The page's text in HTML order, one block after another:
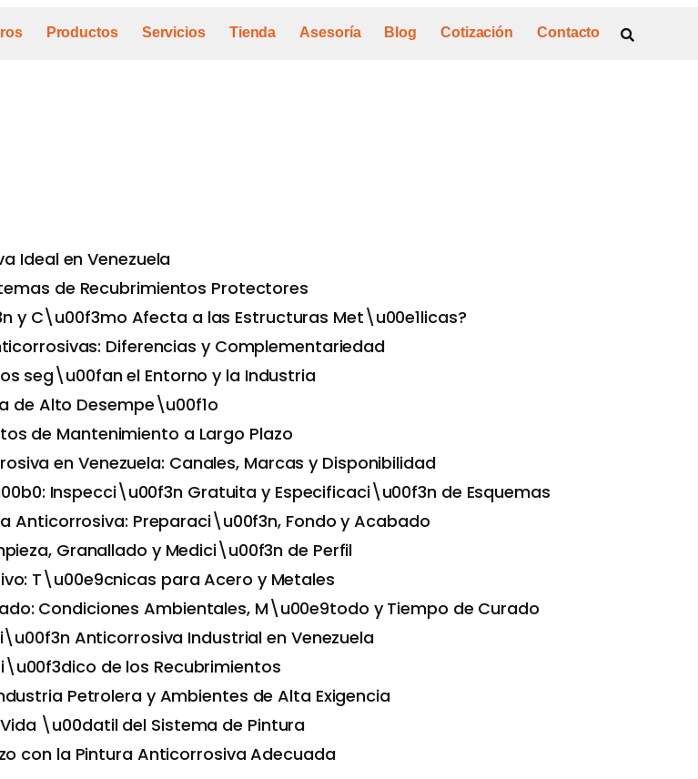
Productos Servicios Tienda Asesoría Blog Cotización Contacto
Ideal en Venezuela
de Recubrimientos Protectores
y C\u00f3mo Afecta a las Estructuras Met\u00e1licas?
Diferencias y Complementariedad
seg\u00fan el Entorno y la Industria
de Alto Desempe\u00f1o
de Mantenimiento a Largo Plazo
en Venezuela: Canales, Marcas y Disponibilidad
Inspecci\u00f3n Gratuita y Especificaci\u00f3n de Esquemas
Anticorrosiva: Preparaci\u00f3n, Fondo y Acabado
Granallado y Medici\u00f3n de Perfil
T\u00e9cnicas para Acero y Metales
Condiciones Ambientales, M\u00e9todo y Tiempo de Curado
Anticorrosiva Industrial en Venezuela
de los Recubrimientos
Petrolera y Ambientes de Alta Exigencia
\u00datil del Sistema de Pintura
con la Pintura Anticorrosiva Adecuada